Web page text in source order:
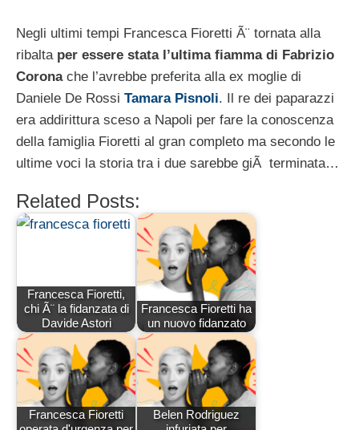
Negli ultimi tempi Francesca Fioretti Ã¨ tornata alla
ribalta per essere stata l’ultima fiamma di Fabrizio
Coronache l’avrebbe preferita alla ex moglie di
Daniele De Rossi Tamara Pisnoli. Il re dei paparazzi
era addirittura sceso a Napoli per fare la conoscenza
della famiglia Fioretti al gran completo ma secondo le
ultime voci la storia tra i due sarebbe giÃ terminata…
Related Posts:
Francesca Fioretti,
chi Ã¨ la fidanzata di
Davide Astori
Francesca Fioretti ha
un nuovo fidanzato
Francesca Fioretti
Belen Rodriguez